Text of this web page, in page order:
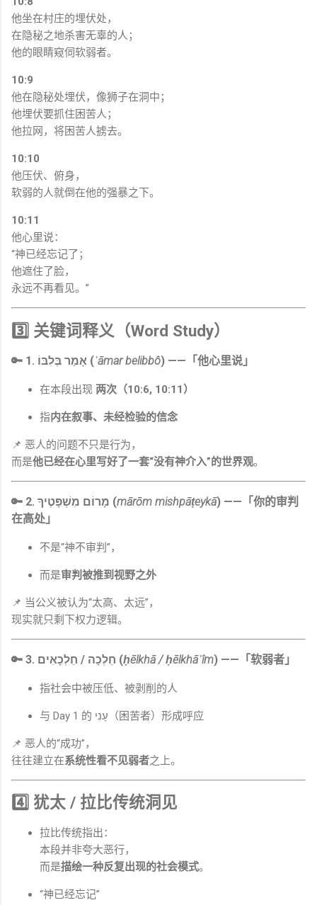
他坐在村庄的埋伏处，
在隐秘之地杀害无辜的人；
他的眼睛窥伺软弱者。
10:9
他在隐秘处埋伏，像狮子在洞中；
他埋伏要抓住困苦人；
他拉网，将困苦人掳去。
10:10
他压伏、俯身，
软弱的人就倒在他的强暴之下。
10:11
他心里说：
“神已经忘记了；
他遮住了脸，
永远不再看见。”
3️⃣ 关键词释义（Word Study）
🔑 1. אָמַר בְּלִבּוֹ (ʾāmar belibbô) ——「他心里说」
在本段出现 两次（10:6, 10:11）
指内在叙事、未经检验的信念
📌 恶人的问题不只是行为，
而是他已经在心里写好了一套“没有神介入”的世界观。
🔑 2. מָרוֹם מִשְׁפָּטֶיךָ (mārōm mishpāṭeykā) ——「你的审判
在高处」
不是“神不审判”，
而是审判被推到视野之外
📌 当公义被认为“太高、太远”，
现实就只剩下权力逻辑。
🔑 3. חֵלְכָה / חֵלְכָאִים (ḥēlkhā / ḥēlkhāʾîm) ——「软弱者」
指社会中被压低、被剥削的人
与 Day 1 的 עָנִי（困苦者）形成呼应
📌 恶人的“成功”，
往往建立在系统性看不见弱者之上。
4️⃣ 犹太 / 拉比传统洞见
拉比传统指出：
本段并非夸大恶行，
而是描绘一种反复出现的社会模式。
“神已经忘记”